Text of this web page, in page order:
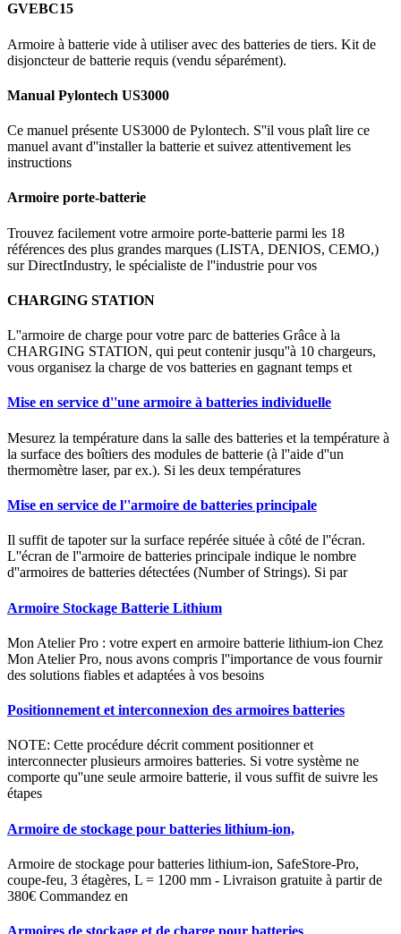
GVEBC15
Armoire à batterie vide à utiliser avec des batteries de tiers. Kit de
disjoncteur de batterie requis (vendu séparément).
Manual Pylontech US3000
Ce manuel présente US3000 de Pylontech. S''il vous plaît lire ce
manuel avant d''installer la batterie et suivez attentivement les
instructions
Armoire porte-batterie
Trouvez facilement votre armoire porte-batterie parmi les 18
références des plus grandes marques (LISTA, DENIOS, CEMO,)
sur DirectIndustry, le spécialiste de l''industrie pour vos
CHARGING STATION
L''armoire de charge pour votre parc de batteries Grâce à la
CHARGING STATION, qui peut contenir jusqu''à 10 chargeurs,
vous organisez la charge de vos batteries en gagnant temps et
Mise en service d''une armoire à batteries individuelle
Mesurez la température dans la salle des batteries et la température à
la surface des boîtiers des modules de batterie (à l''aide d''un
thermomètre laser, par ex.). Si les deux températures
Mise en service de l''armoire de batteries principale
Il suffit de tapoter sur la surface repérée située à côté de l''écran.
L''écran de l''armoire de batteries principale indique le nombre
d''armoires de batteries détectées (Number of Strings). Si par
Armoire Stockage Batterie Lithium
Mon Atelier Pro : votre expert en armoire batterie lithium-ion Chez
Mon Atelier Pro, nous avons compris l''importance de vous fournir
des solutions fiables et adaptées à vos besoins
Positionnement et interconnexion des armoires batteries
NOTE: Cette procédure décrit comment positionner et
interconnecter plusieurs armoires batteries. Si votre système ne
comporte qu''une seule armoire batterie, il vous suffit de suivre les
étapes
Armoire de stockage pour batteries lithium-ion,
Armoire de stockage pour batteries lithium-ion, SafeStore-Pro,
coupe-feu, 3 étagères, L = 1200 mm - Livraison gratuite à partir de
380€ Commandez en